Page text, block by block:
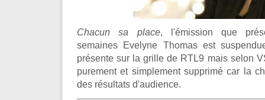
Chacun sa place, l'émission que
semaines Evelyne Thomas est
présente sur la grille de RTL9 mais selon
purement et simplement supprimé car la
des résultats d'audience.